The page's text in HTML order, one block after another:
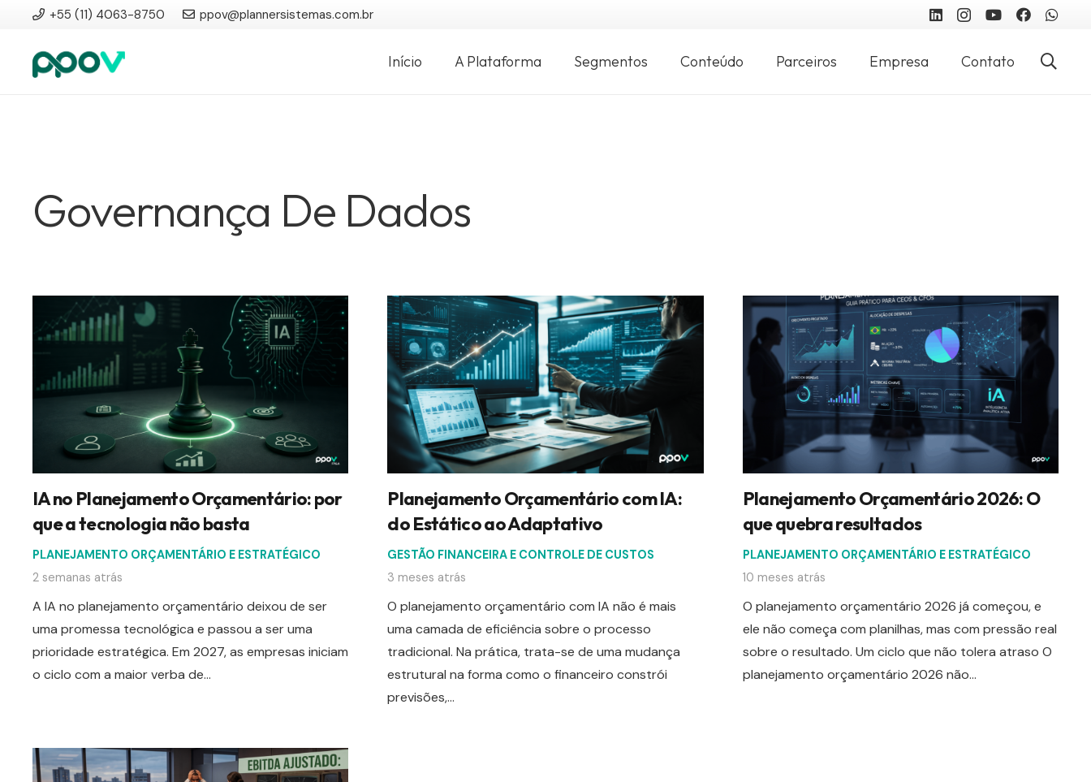
+55 (11) 4063-8750 ppov@plannersistemas.com.br
Início A Plataforma Segmentos Conteúdo Parceiros Empresa Contato
Governança De Dados
IA no Planejamento Orçamentário: por
que a tecnologia não basta
PLANEJAMENTO ORÇAMENTÁRIO E ESTRATÉGICO
2 semanas atrás
A IA no planejamento orçamentário deixou de ser
uma promessa tecnológica e passou a ser uma
prioridade estratégica. Em 2027, as empresas iniciam
o ciclo com a maior verba de…
Planejamento Orçamentário com IA:
do Estático ao Adaptativo
GESTÃO FINANCEIRA E CONTROLE DE CUSTOS
3 meses atrás
O planejamento orçamentário com IA não é mais
uma camada de eficiência sobre o processo
tradicional. Na prática, trata-se de uma mudança
estrutural na forma como o financeiro constrói
previsões,…
Planejamento Orçamentário 2026: O
que quebra resultados
PLANEJAMENTO ORÇAMENTÁRIO E ESTRATÉGICO
10 meses atrás
O planejamento orçamentário 2026 já começou, e
ele não começa com planilhas, mas com pressão real
sobre o resultado. Um ciclo que não tolera atraso O
planejamento orçamentário 2026 não…